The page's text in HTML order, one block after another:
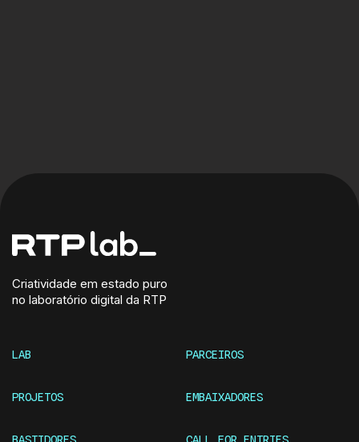
Criatividade em estado puro
no laboratório digital da RTP
LAB
PROJETOS
PARCEIROS
EMBAIXADORES